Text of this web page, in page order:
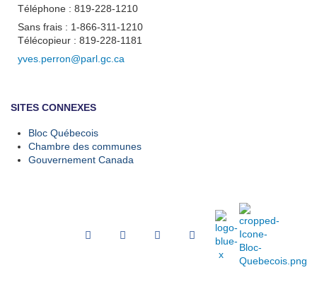
SITES CONNEXES
Bloc Québecois
Chambre des communes
Gouvernement Canada
Téléphone : 819-228-1210
Sans frais : 1-866-311-1210
Télécopieur : 819-228-1181
yves.perron@parl.gc.ca